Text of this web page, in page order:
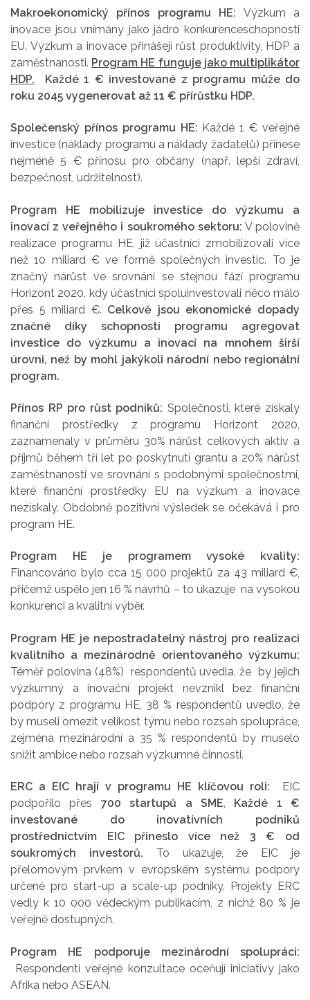
Makroekonomický přínos programu HE: Výzkum a
inovace jsou vnímány jako jádro konkurenceschopnosti
EU. Výzkum a inovace přinášejí růst produktivity, HDP a
zaměstnanosti. Program HE funguje jako multiplikátor
HDP.
Každé 1 € investované z programu může do
roku 2045 vygenerovat až 11 € přírůstku HDP.
Společenský přínos programu HE: Každé 1 € veřejné
investice (náklady programu a náklady žadatelů) přinese
nejméně 5 € přínosu pro občany (např. lepší zdraví,
bezpečnost, udržitelnost).
Program HE mobilizuje investice do výzkumu a
inovací z veřejného i soukromého sektoru: V polovině
realizace programu HE, již účastníci zmobilizovali více
než 10 miliard € ve formě společných investic. To je
značný nárůst ve srovnání se stejnou fází programu
Horizont 2020, kdy účastníci spoluinvestovali něco málo
přes 5 miliard €. Celkově jsou ekonomické dopady
značné díky schopnosti programu agregovat
investice do výzkumu a inovací na mnohem širší
úrovni, než by mohl jakýkoli národní nebo regionální
program.
Přínos RP pro růst podniků: Společnosti, které získaly
finanční prostředky z programu Horizont 2020,
zaznamenaly v průměru 30% nárůst celkových aktiv a
příjmů během tří let po poskytnutí grantu a 20% nárůst
zaměstnanosti ve srovnání s podobnými společnostmi,
které finanční prostředky EU na výzkum a inovace
nezískaly. Obdobně pozitivní výsledek se očekává i pro
program HE.
Program HE je programem vysoké kvality:
Financováno bylo cca 15 000 projektů za 43 miliard €,
přičemž uspělo jen 16 % návrhů – to ukazuje na vysokou
konkurenci a kvalitní výběr.
Program HE je nepostradatelný nástroj pro realizaci
kvalitního a mezinárodně orientovaného výzkumu:
Téměř polovina (48%) respondentů uvedla, že by jejich
výzkumný a inovační projekt nevznikl bez finanční
podpory z programu HE, 38 % respondentů uvedlo, že
by museli omezit velikost týmu nebo rozsah spolupráce,
zejména mezinárodní a 35 % respondentů by muselo
snížit ambice nebo rozsah výzkumné činnosti.
ERC a EIC hrají v programu HE klíčovou roli: EIC
podpořilo přes 700 startupů a SME, Každé 1 €
investované do inovativních podniků
prostřednictvím EIC přineslo více než 3 € od
soukromých investorů. To ukazuje, že EIC je
přelomovým prvkem v evropském systému podpory
určené pro start-up a scale-up podniky. Projekty ERC
vedly k 10 000 vědeckým publikacím, z nichž 80 % je
veřejně dostupných.
Program HE podporuje mezinárodní spolupráci:
Respondenti veřejné konzultace oceňují iniciativy jako
Afrika nebo ASEAN.